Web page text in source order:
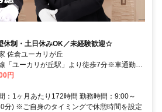
休制・土日休みOK／未経験歓迎☆
佐倉ユーカリが丘
「ユーカリが丘駅」より徒歩7分※車通勤
円
：1ヶ月あたり172時間 勤務時間：9:00～
分) ※ご自身のタイミングで休憩時間を設定